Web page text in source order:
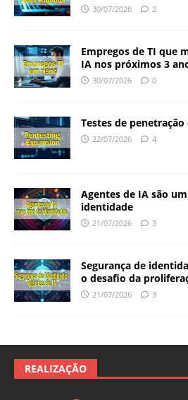
30/07/2026 2
Empregos de TI que
IA nos próximos 3
30/07/2026 0
Testes de
22/07/2026 4
Agentes de IA são
identidade
21/07/2026 3
Segurança de
o desafio da
21/07/2026 3
REALIZAÇÃO